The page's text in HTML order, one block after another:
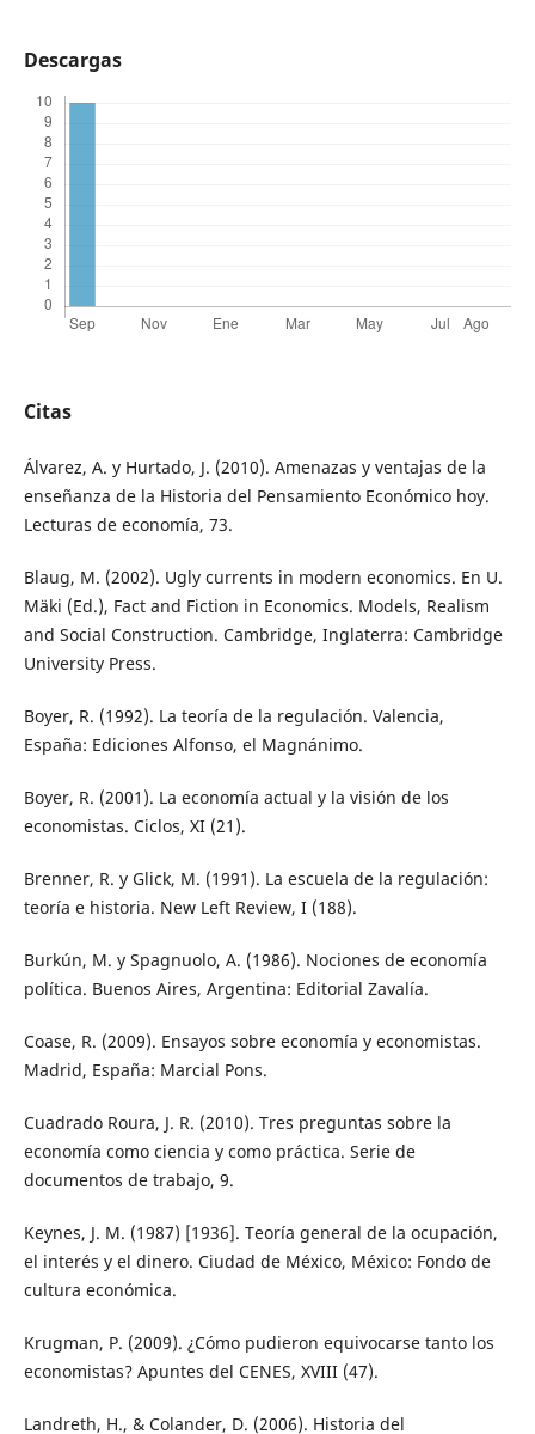
Descargas
Citas
Álvarez, A. y Hurtado, J. (2010). Amenazas y ventajas de la
enseñanza de la Historia del Pensamiento Económico hoy.
Lecturas de economía, 73.
Blaug, M. (2002). Ugly currents in modern economics. En U.
Mäki (Ed.), Fact and Fiction in Economics. Models, Realism
and Social Construction. Cambridge, Inglaterra: Cambridge
University Press.
Boyer, R. (1992). La teoría de la regulación. Valencia,
España: Ediciones Alfonso, el Magnánimo.
Boyer, R. (2001). La economía actual y la visión de los
economistas. Ciclos, XI (21).
Brenner, R. y Glick, M. (1991). La escuela de la regulación:
teoría e historia. New Left Review, I (188).
Burkún, M. y Spagnuolo, A. (1986). Nociones de economía
política. Buenos Aires, Argentina: Editorial Zavalía.
Coase, R. (2009). Ensayos sobre economía y economistas.
Madrid, España: Marcial Pons.
Cuadrado Roura, J. R. (2010). Tres preguntas sobre la
economía como ciencia y como práctica. Serie de
documentos de trabajo, 9.
Keynes, J. M. (1987) [1936]. Teoría general de la ocupación,
el interés y el dinero. Ciudad de México, México: Fondo de
cultura económica.
Krugman, P. (2009). ¿Cómo pudieron equivocarse tanto los
economistas? Apuntes del CENES, XVIII (47).
Landreth, H., & Colander, D. (2006). Historia del